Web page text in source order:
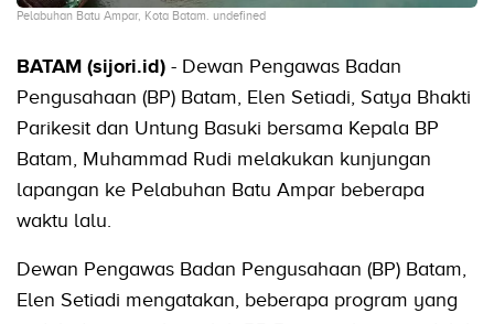
Pelabuhan Batu Ampar, Kota Batam. undefined
BATAM (sijori.id) - Dewan Pengawas Badan
Pengusahaan (BP) Batam, Elen Setiadi, Satya Bhakti
Parikesit dan Untung Basuki bersama Kepala BP
Batam, Muhammad Rudi melakukan kunjungan
lapangan ke Pelabuhan Batu Ampar beberapa
waktu lalu.
Dewan Pengawas Badan Pengusahaan (BP) Batam,
Elen Setiadi mengatakan, beberapa program yang